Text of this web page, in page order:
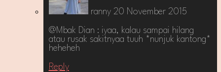
ranny 20 November 2015
@Mbak Dian : iyaa, kalau sampai hilang
atau rusak sakitnyaa tuuh *nunjuk kantong*
heheheh
Reply